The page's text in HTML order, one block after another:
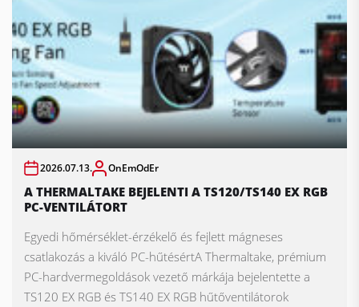
2026.07.13. OnEmOdEr
A THERMALTAKE BEJELENTI A TS120/TS140 EX RGB
PC-VENTILÁTORT
Egyedi hőmérséklet-érzékelő és fejlett mágneses
csatlakozás a kiváló PC-hűtésértA Thermaltake, prémium
PC-hardvermegoldások vezető márkája bejelentette a
TS120 EX RGB és TS140 EX RGB hűtőventilátorok